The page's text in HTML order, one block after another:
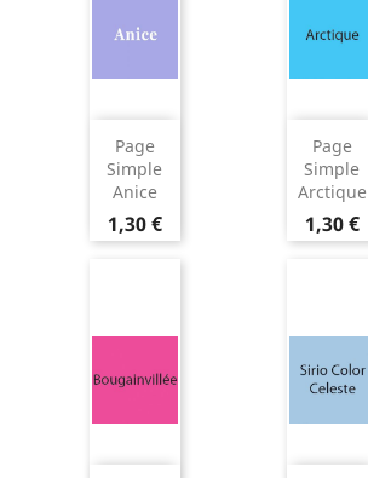
Page
Simple
Anice
1,30 €
Page
Simple
Arctique
1,30 €